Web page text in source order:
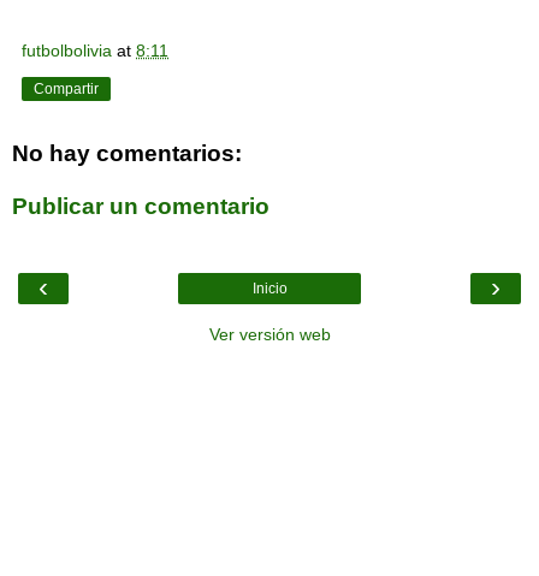
futbolbolivia at 8:11
Compartir
No hay comentarios:
Publicar un comentario
‹ ›
Inicio
Ver versión web